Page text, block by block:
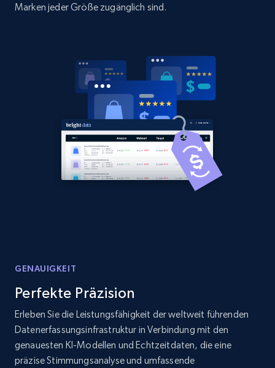
price, Currency, Availability, Reviews count, and
Jetzt anfangen
Amazon products global dataset -
Collecting products by keyword search
Title, Seller name, Brand, Description, Initial
price, Currency, Availability, Reviews count, and
Amazon products global dataset - Collects
price, Currency, Availability, Reviews count, and
more.
2.1K+ 375+ Jetzt anfangen
Marken jeder Größe zugänglich sind.
GENAUIGKEIT
Perfekte Präzision
Erleben Sie die Leistungsfähigkeit der weltweit führenden
Datenerfassungsinfrastruktur in Verbindung mit den
genauesten KI-Modellen und Echtzeitdaten, die eine
präzise Stimmungsanalyse und umfassende